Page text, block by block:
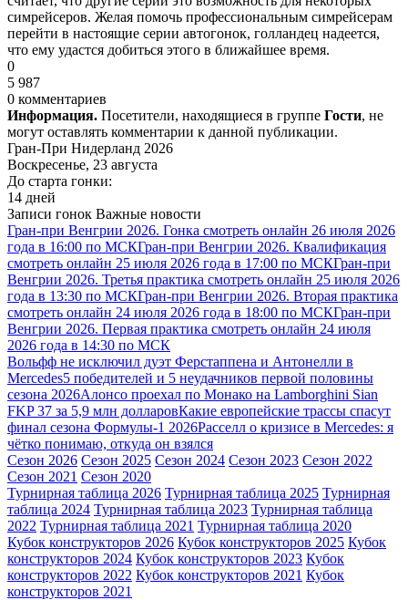
симрейсеров. Желая помочь профессиональным симрейсерам
перейти в настоящие серии автогонок, голландец надеется,
что ему удастся добиться этого в ближайшее время.
0
5 987
0 комментариев
Информация. Посетители, находящиеся в группе Гости, не
могут оставлять комментарии к данной публикации.
Гран-При Нидерланд 2026
Воскресенье, 23 августа
До старта гонки:
14 дней
Записи гонок Важные новости
Гран-при Венгрии 2026. Гонка смотреть онлайн 26 июля 2026
года в 16:00 по МСКГран-при Венгрии 2026. Квалификация
смотреть онлайн 25 июля 2026 года в 17:00 по МСКГран-при
Венгрии 2026. Третья практика смотреть онлайн 25 июля 2026
года в 13:30 по МСКГран-при Венгрии 2026. Вторая практика
смотреть онлайн 24 июля 2026 года в 18:00 по МСКГран-при
Венгрии 2026. Первая практика смотреть онлайн 24 июля
2026 года в 14:30 по МСК
Вольфф не исключил дуэт Ферстаппена и Антонелли в
Mercedes5 победителей и 5 неудачников первой половины
сезона 2026Алонсо проехал по Монако на Lamborghini Sian
FKP 37 за 5,9 млн долларовКакие европейские трассы спасут
финал сезона Формулы-1 2026Расселл о кризисе в Mercedes: я
чётко понимаю, откуда он взялся
Сезон 2026 Сезон 2025 Сезон 2024 Сезон 2023 Сезон 2022
Сезон 2021 Сезон 2020
Турнирная таблица 2026 Турнирная таблица 2025 Турнирная
таблица 2024 Турнирная таблица 2023 Турнирная таблица
2022 Турнирная таблица 2021 Турнирная таблица 2020
Кубок конструкторов 2026 Кубок конструкторов 2025 Кубок
конструкторов 2024 Кубок конструкторов 2023 Кубок
конструкторов 2022 Кубок конструкторов 2021 Кубок
конструкторов 2021